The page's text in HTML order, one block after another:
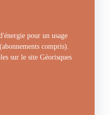
pour un usage
compris).
sur le site Géorisques